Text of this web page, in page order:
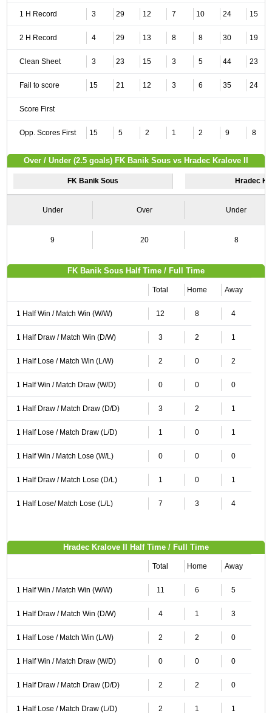
1 H Record 3 29 12 7 10 24 15
2 H Record 4 29 13 8 8 30 19
Clean Sheet 3 23 15 3 5 44 23
Fail to score 15 21 12 3 6 35 24
Score First
Opp. Scores First 15 5 2 1 2 9 8
Over / Under (2.5 goals) FK Banik Sous vs Hradec Kralove II
FK Banik Sous Hradec
Under Over Under
9 20 8
FK Banik Sous Half Time / Full Time
Total Home Away
1 Half Win / Match Win (W/W) 12 8 4
1 Half Draw / Match Win (D/W) 3 2 1
1 Half Lose / Match Win (L/W) 2 0 2
1 Half Win / Match Draw (W/D) 0 0 0
1 Half Draw / Match Draw (D/D) 3 2 1
1 Half Lose / Match Draw (L/D) 1 0 1
1 Half Win / Match Lose (W/L) 0 0 0
1 Half Draw / Match Lose (D/L) 1 0 1
1 Half Lose/ Match Lose (L/L) 7 3 4
Hradec Kralove II Half Time / Full Time
Total Home Away
1 Half Win / Match Win (W/W) 11 6 5
1 Half Draw / Match Win (D/W) 4 1 3
1 Half Lose / Match Win (L/W) 2 2 0
1 Half Win / Match Draw (W/D) 0 0 0
1 Half Draw / Match Draw (D/D) 2 2 0
1 Half Lose / Match Draw (L/D) 2 1 1